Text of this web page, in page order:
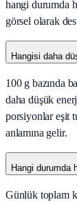
hangi durumda
görsel olarak
Hangisi daha
100 g bazında
daha düşük
porsiyonlar eşit
anlamına gelir.
Hangi durumda
Günlük toplam